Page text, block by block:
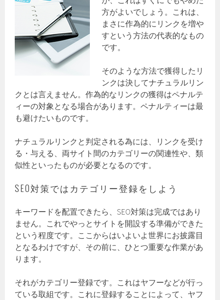
方がよいでしょう。これは、
まさに作為的にリンクを増や
すという方法の代表的なもの
です。
そのような方法で獲得したリ
ンクは決してナチュラルリン
クとは言えません。作為的なリンクの獲得はペナルテ
ィーの対象となる場合があります。ペナルティーは最
も避けたいものです。
ナチュラルリンクと判定される為には、リンクを受け
る・与える、両サイト間のカテゴリーの関連性や、類
似性といったものが必要となるのです。
SEO対策ではカテゴリー登録をしよう
キーワードを配置できたら、SEO対策は完成ではあり
ません。これでやっとサイトを開設する準備ができた
という程度です。ここからはいよいよ世界にお披露目
となるわけですが、その前に、ひとつ重要な作業があ
ります。
それがカテゴリー登録です。これはヤフーなどが行っ
ている取組です。これに登録することによって、ヤフ